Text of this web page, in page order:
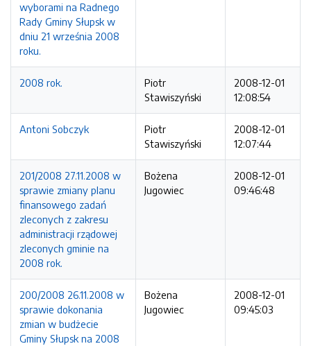
wyborami na Radnego
Rady Gminy Słupsk w
dniu 21 września 2008
roku.
2008 rok.
Piotr
Stawiszyński
2008-12-01
12:08:54
Antoni Sobczyk
Piotr
Stawiszyński
2008-12-01
12:07:44
201/2008 27.11.2008 w
sprawie zmiany planu
finansowego zadań
zleconych z zakresu
administracji rządowej
zleconych gminie na
2008 rok.
Bożena
Jugowiec
2008-12-01
09:46:48
200/2008 26.11.2008 w
sprawie dokonania
zmian w budżecie
Gminy Słupsk na 2008
Bożena
Jugowiec
2008-12-01
09:45:03